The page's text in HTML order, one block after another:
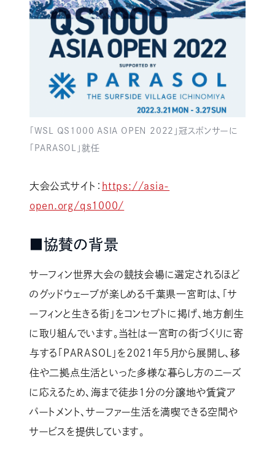
「WSL QS1000 ASIA OPEN 2022」冠スポンサーに
「PARASOL」就任
大会公式サイト： https://asia-
open.org/qs1000/
■協賛の背景
サーフィン世界大会の競技会場に選定されるほど
のグッドウェーブが楽しめる千葉県一宮町は、「サ
ーフィンと生きる街」をコンセプトに掲げ、地方創生
に取り組んでいます。当社は一宮町の街づくりに寄
与する「PARASOL」を2021年5月から展開し、移
住や二拠点生活といった多様な暮らし方のニーズ
に応えるため、海まで徒歩1分の分譲地や賃貸ア
パートメント、サーファー生活を満喫できる空間や
サービスを提供しています。